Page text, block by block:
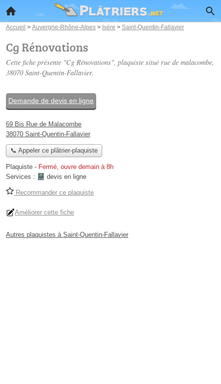
Accueil > Auvergne-Rhône-Alpes > Isère > Saint-Quentin-Fallavier
Cg Rénovations
Cette fiche présente "Cg Rénovations", plaquiste situé rue de malacombe,
38070 Saint-Quentin-Fallavier.
Demande de devis en ligne
69 Bis Rue de Malacombe
38070 Saint-Quentin-Fallavier
📞 Appeler ce plâtrier-plaquiste
Plaquiste - Fermé, ouvre demain à 8h
Services :
devis en ligne
Recommander ce plaquiste
Améliorer cette fiche
Autres plaquistes à Saint-Quentin-Fallavier